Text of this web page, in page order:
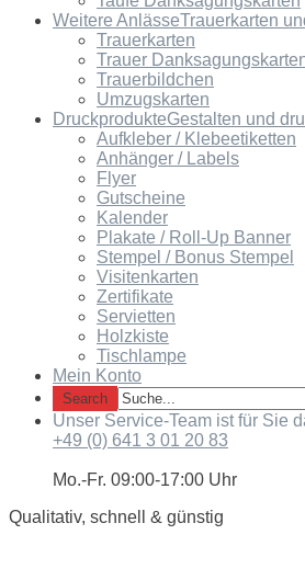
Weitere AnlässeTrauerkarten
Trauerkarten
Trauer
Trauerbildchen
Umzugskarten
DruckprodukteGestalten und
Aufkleber / Klebeetiketten
Anhänger / Labels
Flyer
Gutscheine
Kalender
Plakate / Roll-Up Banner
Stempel / Bonus Stempel
Visitenkarten
Zertifikate
Servietten
Holzkiste
Tischlampe
Mein Konto
Unser Service-Team ist für Sie
+49 (0) 641 3 01 20 83
Mo.-Fr. 09:00-17:00 Uhr
Qualitativ, schnell & günstig